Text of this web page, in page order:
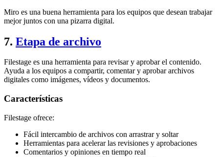
Miro es una buena herramienta para los equipos que desean trabajar
mejor juntos con una pizarra digital.
7. Etapa de archivo
Filestage es una herramienta para revisar y aprobar el contenido.
Ayuda a los equipos a compartir, comentar y aprobar archivos
digitales como imágenes, vídeos y documentos.
Características
Filestage ofrece:
Fácil intercambio de archivos con arrastrar y soltar
Herramientas para acelerar las revisiones y aprobaciones
Comentarios y opiniones en tiempo real